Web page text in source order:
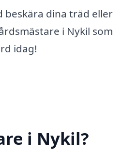
beskära dina träd eller
i Nykil som
idag!
i Nykil?